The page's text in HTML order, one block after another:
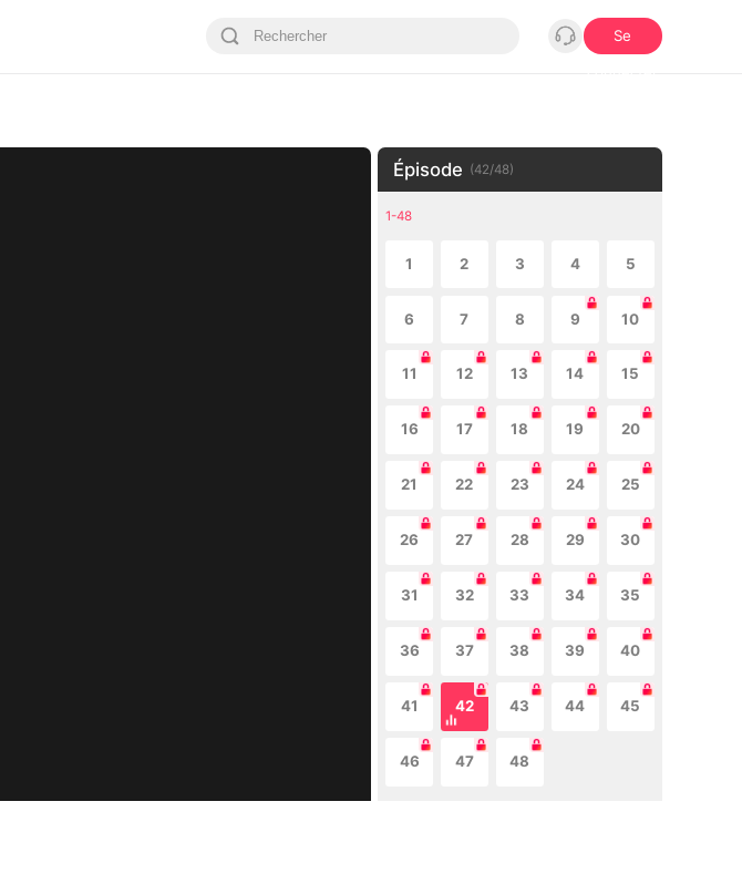
Se
Épisode (42/48)
1-48
1 2 3 4 5
6 7 8 9 10
11 12 13 14 15
16 17 18 19 20
21 22 23 24 25
26 27 28 29 30
31 32 33 34 35
36 37 38 39 40
41 42 43 44 45
46 47 48